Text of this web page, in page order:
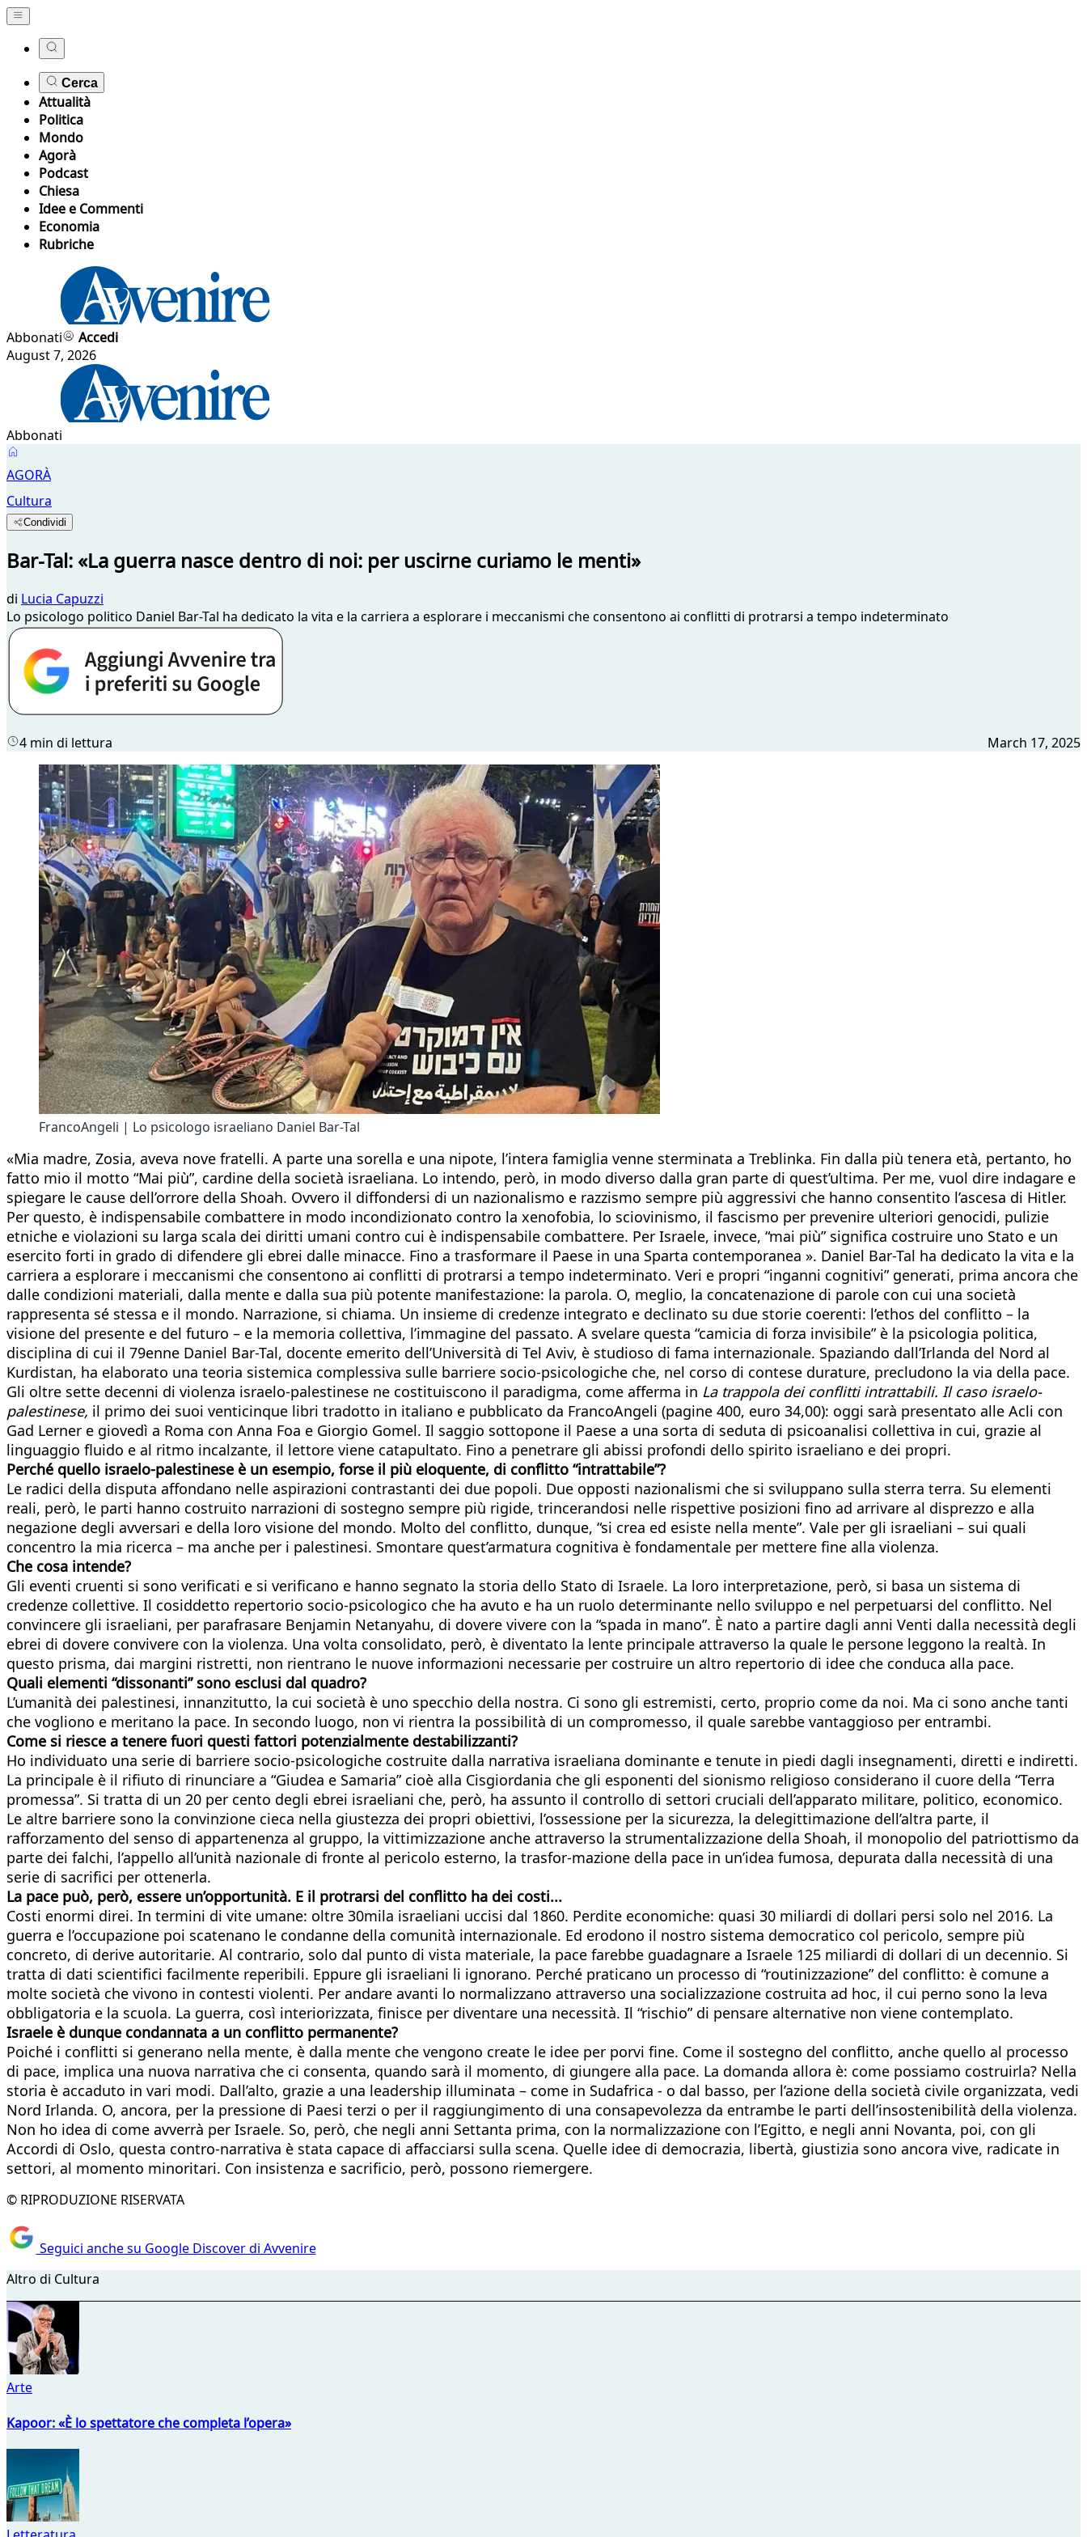
Cerca
Attualità
Politica
Mondo
Agorà
Podcast
Chiesa
Idee e Commenti
Economia
Rubriche
Abbonati
Accedi
August 7, 2026
Abbonati
AGORÀ
Cultura
Condividi
Bar-Tal: «La guerra nasce dentro di noi: per uscirne curiamo le menti»
di Lucia Capuzzi
Lo psicologo politico Daniel Bar-Tal ha dedicato la vita e la carriera a esplorare i meccanismi che consentono ai conflitti di protrarsi a tempo indeterminato
4 min di lettura March 17, 2025
FrancoAngeli | Lo psicologo israeliano Daniel Bar-Tal
«Mia madre, Zosia, aveva nove fratelli. A parte una sorella e una nipote, l’intera famiglia venne sterminata a Treblinka. Fin dalla più tenera età, pertanto, ho
fatto mio il motto “Mai più”, cardine della società israeliana. Lo intendo, però, in modo diverso dalla gran parte di quest’ultima. Per me, vuol dire indagare e
spiegare le cause dell’orrore della Shoah. Ovvero il diffondersi di un nazionalismo e razzismo sempre più aggressivi che hanno consentito l’ascesa di Hitler.
Per questo, è indispensabile combattere in modo incondizionato contro la xenofobia, lo sciovinismo, il fascismo per prevenire ulteriori genocidi, pulizie
etniche e violazioni su larga scala dei diritti umani contro cui è indispensabile combattere. Per Israele, invece, “mai più” significa costruire uno Stato e un
esercito forti in grado di difendere gli ebrei dalle minacce. Fino a trasformare il Paese in una Sparta contemporanea ». Daniel Bar-Tal ha dedicato la vita e la
carriera a esplorare i meccanismi che consentono ai conflitti di protrarsi a tempo indeterminato. Veri e propri “inganni cognitivi” generati, prima ancora che
dalle condizioni materiali, dalla mente e dalla sua più potente manifestazione: la parola. O, meglio, la concatenazione di parole con cui una società
rappresenta sé stessa e il mondo. Narrazione, si chiama. Un insieme di credenze integrato e declinato su due storie coerenti: l’ethos del conflitto – la
visione del presente e del futuro – e la memoria collettiva, l’immagine del passato. A svelare questa “camicia di forza invisibile” è la psicologia politica,
disciplina di cui il 79enne Daniel Bar-Tal, docente emerito dell’Università di Tel Aviv, è studioso di fama internazionale. Spaziando dall’Irlanda del Nord al
Kurdistan, ha elaborato una teoria sistemica complessiva sulle barriere socio-psicologiche che, nel corso di contese durature, precludono la via della pace.
Gli oltre sette decenni di violenza israelo-palestinese ne costituiscono il paradigma, come afferma in La trappola dei conflitti intrattabili. Il caso israelo-
palestinese, il primo dei suoi venticinque libri tradotto in italiano e pubblicato da FrancoAngeli (pagine 400, euro 34,00): oggi sarà presentato alle Acli con
Gad Lerner e giovedì a Roma con Anna Foa e Giorgio Gomel. Il saggio sottopone il Paese a una sorta di seduta di psicoanalisi collettiva in cui, grazie al
linguaggio fluido e al ritmo incalzante, il lettore viene catapultato. Fino a penetrare gli abissi profondi dello spirito israeliano e dei propri.
Perché quello israelo-palestinese è un esempio, forse il più eloquente, di conflitto “intrattabile”?
Le radici della disputa affondano nelle aspirazioni contrastanti dei due popoli. Due opposti nazionalismi che si sviluppano sulla sterra terra. Su elementi
reali, però, le parti hanno costruito narrazioni di sostegno sempre più rigide, trincerandosi nelle rispettive posizioni fino ad arrivare al disprezzo e alla
negazione degli avversari e della loro visione del mondo. Molto del conflitto, dunque, “si crea ed esiste nella mente”. Vale per gli israeliani – sui quali
concentro la mia ricerca – ma anche per i palestinesi. Smontare quest’armatura cognitiva è fondamentale per mettere fine alla violenza.
Che cosa intende?
Gli eventi cruenti si sono verificati e si verificano e hanno segnato la storia dello Stato di Israele. La loro interpretazione, però, si basa un sistema di
credenze collettive. Il cosiddetto repertorio socio-psicologico che ha avuto e ha un ruolo determinante nello sviluppo e nel perpetuarsi del conflitto. Nel
convincere gli israeliani, per parafrasare Benjamin Netanyahu, di dovere vivere con la “spada in mano”. È nato a partire dagli anni Venti dalla necessità degli
ebrei di dovere convivere con la violenza. Una volta consolidato, però, è diventato la lente principale attraverso la quale le persone leggono la realtà. In
questo prisma, dai margini ristretti, non rientrano le nuove informazioni necessarie per costruire un altro repertorio di idee che conduca alla pace.
Quali elementi “dissonanti” sono esclusi dal quadro?
L’umanità dei palestinesi, innanzitutto, la cui società è uno specchio della nostra. Ci sono gli estremisti, certo, proprio come da noi. Ma ci sono anche tanti
che vogliono e meritano la pace. In secondo luogo, non vi rientra la possibilità di un compromesso, il quale sarebbe vantaggioso per entrambi.
Come si riesce a tenere fuori questi fattori potenzialmente destabilizzanti?
Ho individuato una serie di barriere socio-psicologiche costruite dalla narrativa israeliana dominante e tenute in piedi dagli insegnamenti, diretti e indiretti.
La principale è il rifiuto di rinunciare a “Giudea e Samaria” cioè alla Cisgiordania che gli esponenti del sionismo religioso considerano il cuore della “Terra
promessa”. Si tratta di un 20 per cento degli ebrei israeliani che, però, ha assunto il controllo di settori cruciali dell’apparato militare, politico, economico.
Le altre barriere sono la convinzione cieca nella giustezza dei propri obiettivi, l’ossessione per la sicurezza, la delegittimazione dell’altra parte, il
rafforzamento del senso di appartenenza al gruppo, la vittimizzazione anche attraverso la strumentalizzazione della Shoah, il monopolio del patriottismo da
parte dei falchi, l’appello all’unità nazionale di fronte al pericolo esterno, la trasfor-mazione della pace in un’idea fumosa, depurata dalla necessità di una
serie di sacrifici per ottenerla.
La pace può, però, essere un’opportunità. E il protrarsi del conflitto ha dei costi...
Costi enormi direi. In termini di vite umane: oltre 30mila israeliani uccisi dal 1860. Perdite economiche: quasi 30 miliardi di dollari persi solo nel 2016. La
guerra e l’occupazione poi scatenano le condanne della comunità internazionale. Ed erodono il nostro sistema democratico col pericolo, sempre più
concreto, di derive autoritarie. Al contrario, solo dal punto di vista materiale, la pace farebbe guadagnare a Israele 125 miliardi di dollari di un decennio. Si
tratta di dati scientifici facilmente reperibili. Eppure gli israeliani li ignorano. Perché praticano un processo di “routinizzazione” del conflitto: è comune a
molte società che vivono in contesti violenti. Per andare avanti lo normalizzano attraverso una socializzazione costruita ad hoc, il cui perno sono la leva
obbligatoria e la scuola. La guerra, così interiorizzata, finisce per diventare una necessità. Il “rischio” di pensare alternative non viene contemplato.
Israele è dunque condannata a un conflitto permanente?
Poiché i conflitti si generano nella mente, è dalla mente che vengono create le idee per porvi fine. Come il sostegno del conflitto, anche quello al processo
di pace, implica una nuova narrativa che ci consenta, quando sarà il momento, di giungere alla pace. La domanda allora è: come possiamo costruirla? Nella
storia è accaduto in vari modi. Dall’alto, grazie a una leadership illuminata – come in Sudafrica - o dal basso, per l’azione della società civile organizzata, vedi
Nord Irlanda. O, ancora, per la pressione di Paesi terzi o per il raggiungimento di una consapevolezza da entrambe le parti dell’insostenibilità della violenza.
Non ho idea di come avverrà per Israele. So, però, che negli anni Settanta prima, con la normalizzazione con l’Egitto, e negli anni Novanta, poi, con gli
Accordi di Oslo, questa contro-narrativa è stata capace di affacciarsi sulla scena. Quelle idee di democrazia, libertà, giustizia sono ancora vive, radicate in
settori, al momento minoritari. Con insistenza e sacrificio, però, possono riemergere.
© RIPRODUZIONE RISERVATA
Seguici anche su Google Discover di Avvenire
Altro di Cultura
Arte
Kapoor: «È lo spettatore che completa l’opera»